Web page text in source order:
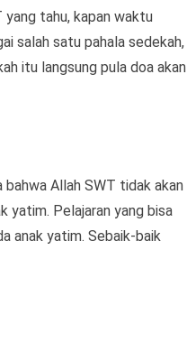
tahu, kapan waktu
salah satu pahala sedekah,
itu langsung pula doa akan
bahwa Allah SWT tidak akan
yatim. Pelajaran yang bisa
anak yatim. Sebaik-baik